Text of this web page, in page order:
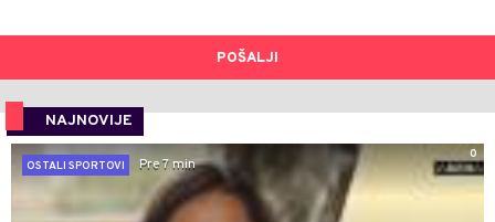
POŠALJI
NAJNOVIJE
0
OSTALI SPORTOVI
Pre 7 min